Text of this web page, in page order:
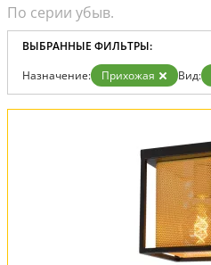
ВЫБРАННЫЕ ФИЛЬТРЫ:
Назначение: Прихожая Вид: